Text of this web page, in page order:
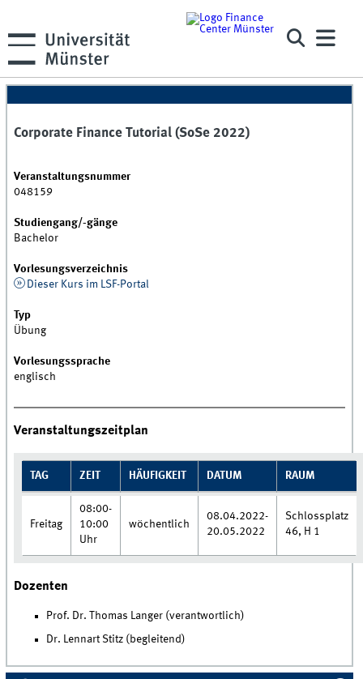
Corporate Finance Tutorial (SoSe 2022)
Veranstaltungsnummer
048159
Studiengang/-gänge
Bachelor
Vorlesungsverzeichnis
Dieser Kurs im LSF-Portal
Typ
Übung
Vorlesungssprache
englisch
Veranstaltungszeitplan
TAG ZEIT HÄUFIGKEIT DATUM RAUM
Freitag
08:00-
10:00
Uhr
wöchentlich
08.04.2022-
20.05.2022
Schlossplatz
46, H 1
Dozenten
Prof. Dr. Thomas Langer (verantwortlich)
Dr. Lennart Stitz (begleitend)